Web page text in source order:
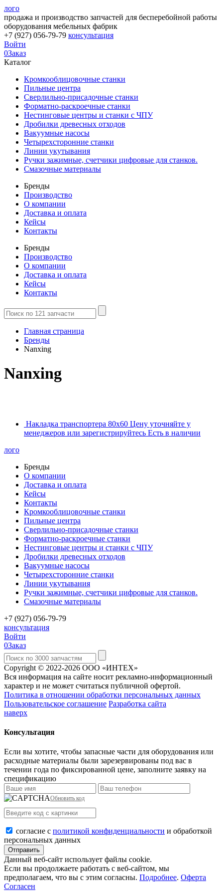
лого
продажа и производство запчастей для бесперебойной работы
оборудования мебельных фабрик
+7 (927) 056-79-79 консультация
Войти
0Заказ
Каталог
Кромкооблицовочные станки
Пильные центра
Сверлильно-присадочные станки
Форматно-раскроечные станки
Нестинговые центры и станки с ЧПУ
Дробилки древесных отходов
Вакуумные насосы
Четырехсторонние станки
Линии укутывания
Ручки зажимные, счетчики цифровые для станков.
Смазочные материалы
Бренды
Производство
О компании
Доставка и оплата
Кейсы
Контакты
Бренды
Производство
О компании
Доставка и оплата
Кейсы
Контакты
Главная страница
Бренды
Nanxing
Nanxing
Накладка транспортера 80х60 Цену уточняйте у
менеджеров или зарегистрируйтесь Есть в наличии
лого
Бренды
О компании
Доставка и оплата
Кейсы
Контакты
Кромкооблицовочные станки
Пильные центра
Сверлильно-присадочные станки
Форматно-раскроечные станки
Нестинговые центры и станки с ЧПУ
Дробилки древесных отходов
Вакуумные насосы
Четырехсторонние станки
Линии укутывания
Ручки зажимные, счетчики цифровые для станков.
Смазочные материалы
+7 (927) 056-79-79
консультация
Войти
0Заказ
Copyright © 2022-2026 ООО «ИНТЕХ»
Вся информация на сайте носит рекламно-информационный
характер и не может считаться публичной офертой.
Политика в отношении обработки персональных данных
Пользовательское соглашение Разработка сайта
наверх
Консультация
Если вы хотите, чтобы запасные части для оборудования или
расходные материалы были зарезервированы под вас в
течении года по фиксированной цене, заполните заявку на
спецификацию
Обновить код
согласие с политикой конфиденциальности и обработкой
персональных данных
Отправить
Данный веб-сайт использует файлы сookie.
Если вы продолжаете работать с веб-сайтом, мы
предполагаем, что вы с этим согласны. Подробнее. Оферта
Согласен